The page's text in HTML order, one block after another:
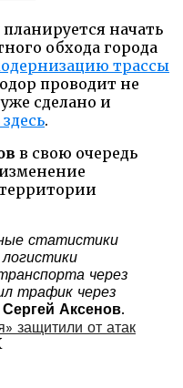
начать
обхода города
трассы
проводит не
сделано и
.
в свою очередь
статистики
через
трафик через
Сергей Аксенов.
защитили от атак